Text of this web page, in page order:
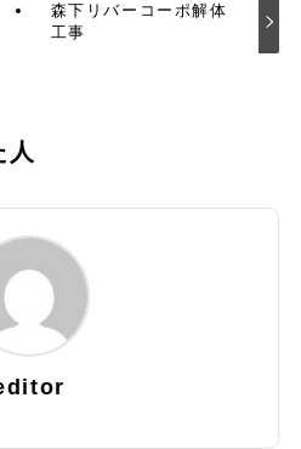
森下リバーコーポ解体
工事
人